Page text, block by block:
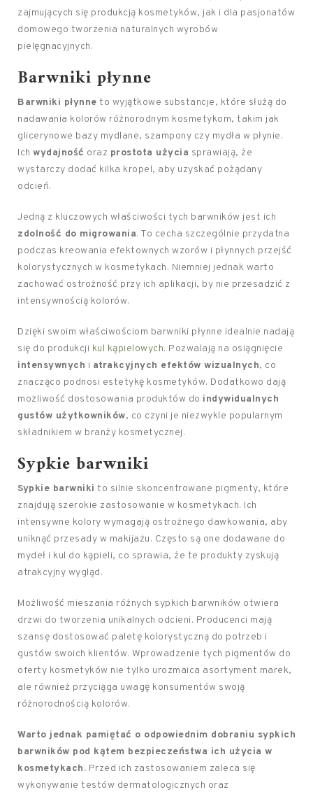
zajmujących się produkcją kosmetyków, jak i dla pasjonatów
domowego tworzenia naturalnych wyrobów
pielęgnacyjnych.
Barwniki płynne
Barwniki płynne to wyjątkowe substancje, które służą do
nadawania kolorów różnorodnym kosmetykom, takim jak
glicerynowe bazy mydlane, szampony czy mydła w płynie.
Ich wydajność oraz prostota użycia sprawiają, że
wystarczy dodać kilka kropel, aby uzyskać pożądany
odcień.
Jedną z kluczowych właściwości tych barwników jest ich
zdolność do migrowania. To cecha szczególnie przydatna
podczas kreowania efektownych wzorów i płynnych przejść
kolorystycznych w kosmetykach. Niemniej jednak warto
zachować ostrożność przy ich aplikacji, by nie przesadzić z
intensywnością kolorów.
Dzięki swoim właściwościom barwniki płynne idealnie nadają
się do produkcji kul kąpielowych. Pozwalają na osiągnięcie
intensywnych i atrakcyjnych efektów wizualnych, co
znacząco podnosi estetykę kosmetyków. Dodatkowo dają
możliwość dostosowania produktów do indywidualnych
gustów użytkowników, co czyni je niezwykle popularnym
składnikiem w branży kosmetycznej.
Sypkie barwniki
Sypkie barwniki to silnie skoncentrowane pigmenty, które
znajdują szerokie zastosowanie w kosmetykach. Ich
intensywne kolory wymagają ostrożnego dawkowania, aby
uniknąć przesady w makijażu. Często są one dodawane do
mydeł i kul do kąpieli, co sprawia, że te produkty zyskują
atrakcyjny wygląd.
Możliwość mieszania różnych sypkich barwników otwiera
drzwi do tworzenia unikalnych odcieni. Producenci mają
szansę dostosować paletę kolorystyczną do potrzeb i
gustów swoich klientów. Wprowadzenie tych pigmentów do
oferty kosmetyków nie tylko urozmaica asortyment marek,
ale również przyciąga uwagę konsumentów swoją
różnorodnością kolorów.
Warto jednak pamiętać o odpowiednim dobraniu sypkich
barwników pod kątem bezpieczeństwa ich użycia w
kosmetykach. Przed ich zastosowaniem zaleca się
wykonywanie testów dermatologicznych oraz